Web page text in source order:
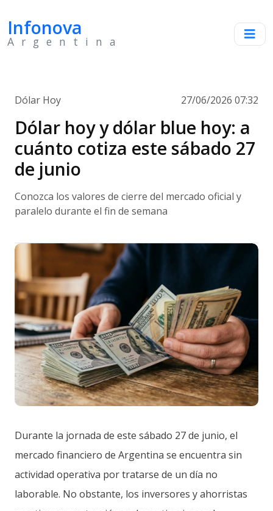
Infonova
Argentina
Dólar Hoy 27/06/2026 07:32
Dólar hoy y dólar blue hoy: a
cuánto cotiza este sábado 27
de junio
Conozca los valores de cierre del mercado oficial y
paralelo durante el fin de semana
Durante la jornada de este sábado 27 de junio, el
mercado financiero de Argentina se encuentra sin
actividad operativa por tratarse de un día no
laborable. No obstante, los inversores y ahorristas